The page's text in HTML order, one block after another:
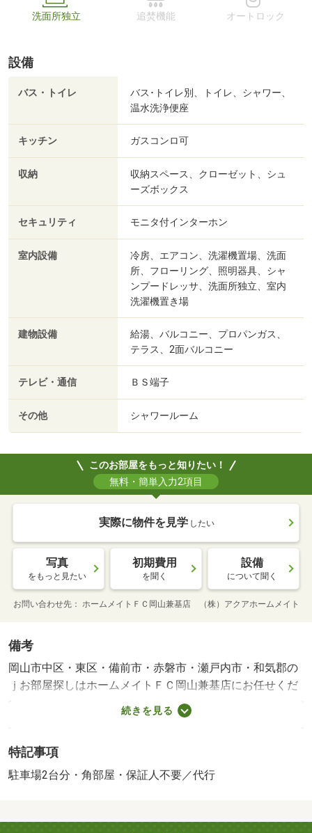
洗面所独立 追焚機能 オートロック
設備
バス・トイレ
バス･トイレ別、トイレ、シャワー、
温水洗浄便座
キッチン ガスコンロ可
収納
収納スペース、クローゼット、シュ
ーズボックス
セキュリティ モニタ付インターホン
室内設備
冷房、エアコン、洗濯機置場、洗面
所、フローリング、照明器具、シャ
ンプードレッサ、洗面所独立、室内
洗濯機置き場
建物設備
給湯、バルコニー、プロパンガス、
テラス、2面バルコニー
テレビ・通信 ＢＳ端子
その他 シャワールーム
このお部屋をもっと知りたい！
無料・簡単入力2項目
実際に物件を見学 したい
写真
をもっと見たい
初期費用
を聞く
設備
について聞く
お問い合わせ先 ホームメイトＦＣ岡山兼基店 （株）アクアホームメイト
備考
岡山市中区・東区・備前市・赤磐市・瀬戸内市・和気郡の
ｊお部屋探しはホームメイトＦＣ岡山兼基店にお任せくだ
さい。初期費用のご相談も可能です！岡山市中区・東区・
備前市・赤磐市・瀬戸内市・和気郡のｊお部屋探しはホー
相談も可能です！・賃貸保証等：加入要（月額賃料１％／
毎月（入居期間中））・全物件初期費用分割可能です！オ
続きを見る
特記事項
駐車場2台分・角部屋・保証人不要／代行